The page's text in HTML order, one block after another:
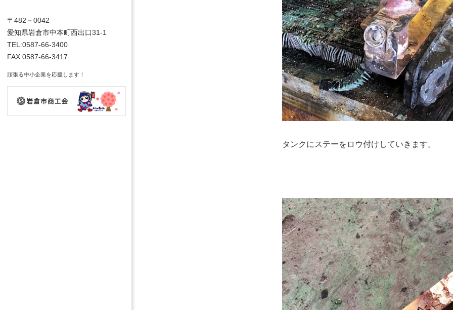
〒482－0042
愛知県岩倉市中本町西出口31-1
TEL:0587-66-3400
FAX:0587-66-3417
頑張る中小企業を応援します！
タンクにステーをロウ付けしていきます。